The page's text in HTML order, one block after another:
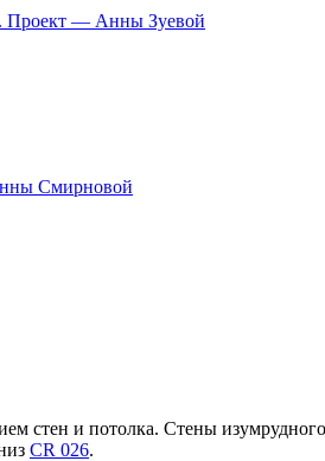
Проект — Анны Зуевой
Смирновой
стен и потолка. Стены
CR 026.